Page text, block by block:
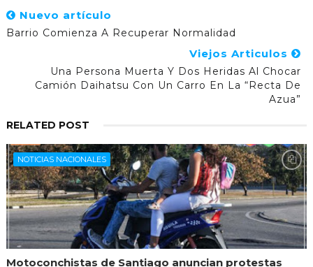
Nuevo artículo
Barrio Comienza A Recuperar Normalidad
Viejos Articulos
Una Persona Muerta Y Dos Heridas Al Chocar
Camión Daihatsu Con Un Carro En La “recta De
Azua”
RELATED POST
NOTICIAS NACIONALES
Motoconchistas de Santiago anuncian protestas